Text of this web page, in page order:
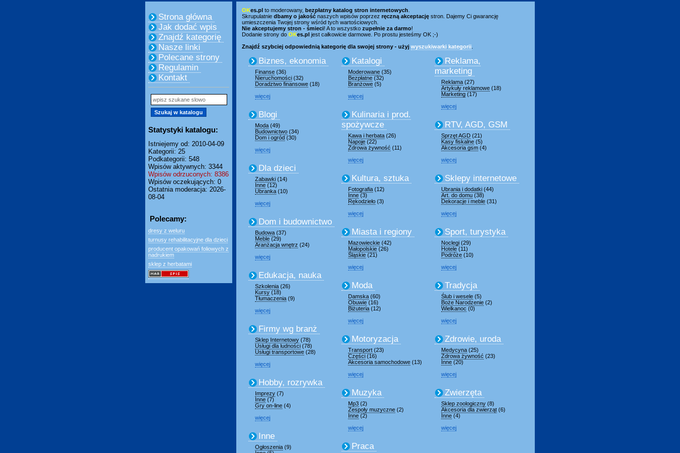
Strona główna
Jak dodać wpis
Znajdź kategorię
Nasze linki
Polecane strony
Regulamin
Kontakt
Statystyki katalogu:
Istniejemy od: 2010-04-09
Kategorii: 25
Podkategorii: 548
Wpisów aktywnych: 3344
Wpisów odrzuconych: 8386
Wpisów oczekujących: 0
Ostatnia moderacja: 2026-
08-04
Polecamy:
dresy z weluru
turnusy rehabilitacyjne dla dzieci
producent opakowań foliowych z
nadrukiem
sklep z herbatami
OKes.pl to moderowany, bezpłatny katalog stron internetowych
Skrupulatnie dbamy o jakość naszych wpisów poprzez ręczną akceptację stron. Dajemy Ci gwarancję
umieszczenia Twojej strony wśród tych wartościowych.
Nie akceptujemy stron - śmieci! A to wszystko zupełnie za darmo!
Dodanie strony do OKes.pl jest całkowicie darmowe. Po prostu jesteśmy OK ;-)
Znajdź szybciej odpowiednią kategorię dla swojej strony - użyj wyszukiwarki kategorii
Biznes, ekonomia
Finanse (36)
Nieruchomości (32)
Doradztwo finansowe (18)
więcej
Blogi
Moda (49)
Budownictwo (34)
Dom i ogród (30)
więcej
Dla dzieci
Zabawki (14)
Inne (12)
Ubranka (10)
więcej
Dom i budownictwo
Budowa (37)
Meble (29)
Aranżacja wnętrz (24)
więcej
Edukacja, nauka
Szkolenia (26)
Kursy (18)
Tłumaczenia (9)
więcej
Firmy wg branż
Sklep Internetowy (78)
Usługi dla ludności (78)
Usługi transportowe (28)
więcej
Hobby, rozrywka
Imprezy (7)
Inne (7)
Gry on-line (4)
więcej
Inne
Ogłoszenia (9)
Katalogi
Moderowane (35)
Bezpłatne (32)
Branżowe (5)
więcej
Kulinaria i prod.
spożywcze
Kawa i herbata (26)
Napoje (22)
Zdrowa żywność (11)
więcej
Kultura, sztuka
Fotografia (12)
Inne (3)
Rękodzieło (3)
więcej
Miasta i regiony
Mazowieckie (42)
Małopolskie (26)
Śląskie (21)
więcej
Moda
Damska (60)
Obuwie (16)
Biżuteria (12)
więcej
Motoryzacja
Transport (23)
Części (16)
Akcesoria samochodowe (13)
więcej
Muzyka
Mp3 (2)
Zespoły muzyczne (2)
Inne (2)
więcej
Praca
Reklama,
marketing
Reklama (27)
Artykuły reklamowe (18)
Marketing (17)
więcej
RTV, AGD, GSM
Sprzęt AGD (21)
Kasy fiskalne (5)
Akcesoria gsm (4)
więcej
Sklepy internetowe
Ubrania i dodatki (44)
Art. do domu (38)
Dekoracje i meble (31)
więcej
Sport, turystyka
Noclegi (29)
Hotele (11)
Podróże (10)
więcej
Tradycja
Ślub i wesele (5)
Boże Narodzenie (2)
Wielkanoc (0)
więcej
Zdrowie, uroda
Medycyna (25)
Zdrowa żywność (23)
Inne (20)
więcej
Zwierzęta
Sklep zoologiczny (8)
Akcesoria dla zwierząt (6)
Inne (4)
więcej